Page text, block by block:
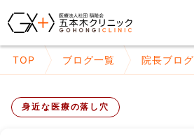
TOP ブログ一覧 院長ブログ
身近な医療の落し穴